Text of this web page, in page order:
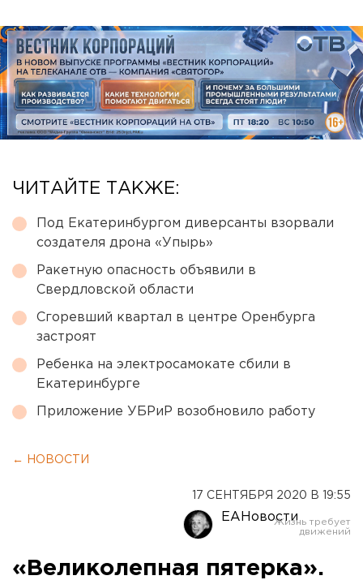
ЧИТАЙТЕ ТАКЖЕ:
Под Екатеринбургом диверсанты взорвали
создателя дрона «Упырь»
Ракетную опасность объявили в
Свердловской области
Сгоревший квартал в центре Оренбурга
застроят
Ребенка на электросамокате сбили в
Екатеринбурге
Приложение УБРиР возобновило работу
← НОВОСТИ
17 СЕНТЯБРЯ 2020 В 19:55
ЕАНовости
«Великолепная пятерка».